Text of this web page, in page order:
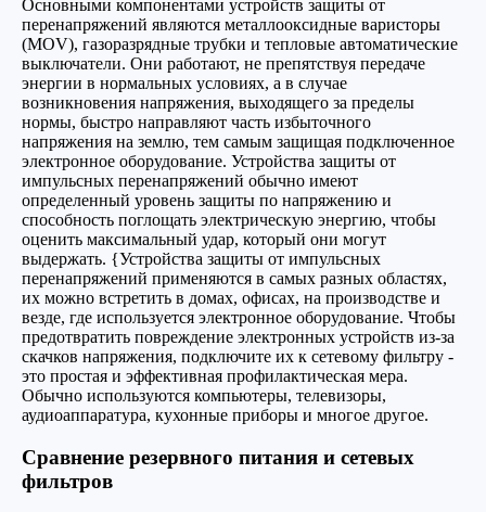
Основными компонентами устройств защиты от
перенапряжений являются металлооксидные варисторы
(MOV), газоразрядные трубки и тепловые автоматические
выключатели. Они работают, не препятствуя передаче
энергии в нормальных условиях, а в случае
возникновения напряжения, выходящего за пределы
нормы, быстро направляют часть избыточного
напряжения на землю, тем самым защищая подключенное
электронное оборудование. Устройства защиты от
импульсных перенапряжений обычно имеют
определенный уровень защиты по напряжению и
способность поглощать электрическую энергию, чтобы
оценить максимальный удар, который они могут
выдержать. {Устройства защиты от импульсных
перенапряжений применяются в самых разных областях,
их можно встретить в домах, офисах, на производстве и
везде, где используется электронное оборудование. Чтобы
предотвратить повреждение электронных устройств из-за
скачков напряжения, подключите их к сетевому фильтру -
это простая и эффективная профилактическая мера.
Обычно используются компьютеры, телевизоры,
аудиоаппаратура, кухонные приборы и многое другое.
Сравнение резервного питания и сетевых
фильтров